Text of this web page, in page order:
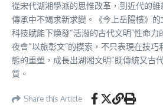
從宋代湖湘學派的思惟改革，到近代的
傳承中不竭求新求變。《今上岳陽樓》
科技賦能下煥發“活潑的古代文明”性命
夜會“以旅彰文”的摸索，不只表現在技
態的重塑，成長出湖湘文明“既傳統又古
質。
Share this Article